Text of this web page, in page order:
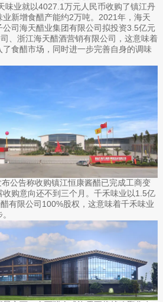
味业就以4027.1万元人民币收购了镇江丹
新增食醋产能约2万吨。2021年，海天
司海天醋业集团有限公司拟投资3.5亿元
、浙江海天醋酒营销有限公司，这意味着
食醋市场，同时进一步完善自身的调味
公告称收购镇江恒康酱醋已完成工商变
购意向还不到三个月。千禾味业以1.5亿
有限公司100%股权，这意味着千禾味业